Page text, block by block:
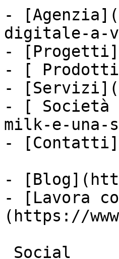
-
digitale-a-
-
- [
-
- [ Società
milk-e-
-
-
- [Lavora
(https://